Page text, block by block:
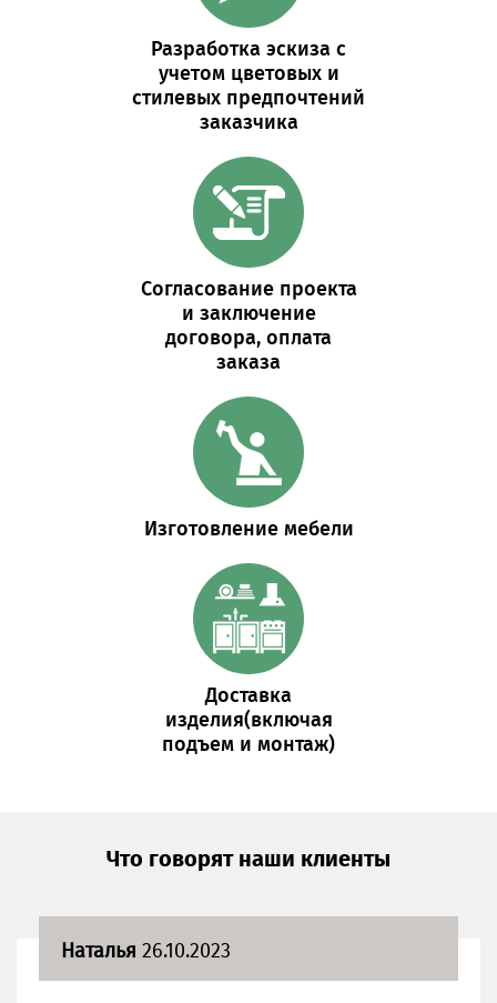
Разработка эскиза с
учетом цветовых и
стилевых предпочтений
заказчика
Согласование проекта
и заключение
договора, оплата
заказа
Изготовление мебели
Доставка
изделия(включая
подъем и монтаж)
Что говорят наши клиенты
Наталья 26.10.2023